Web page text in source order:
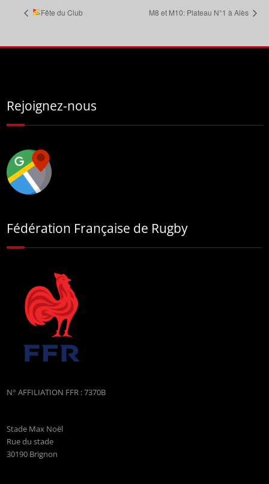
Fête du Club M8 et M10: Plateau N°1 à Alès
Rejoignez-nous
Fédération Française de Rugby
N° AFFILIATION FFR : 7370B
Stade Max Noël
Rue du stade
30190 Brignon